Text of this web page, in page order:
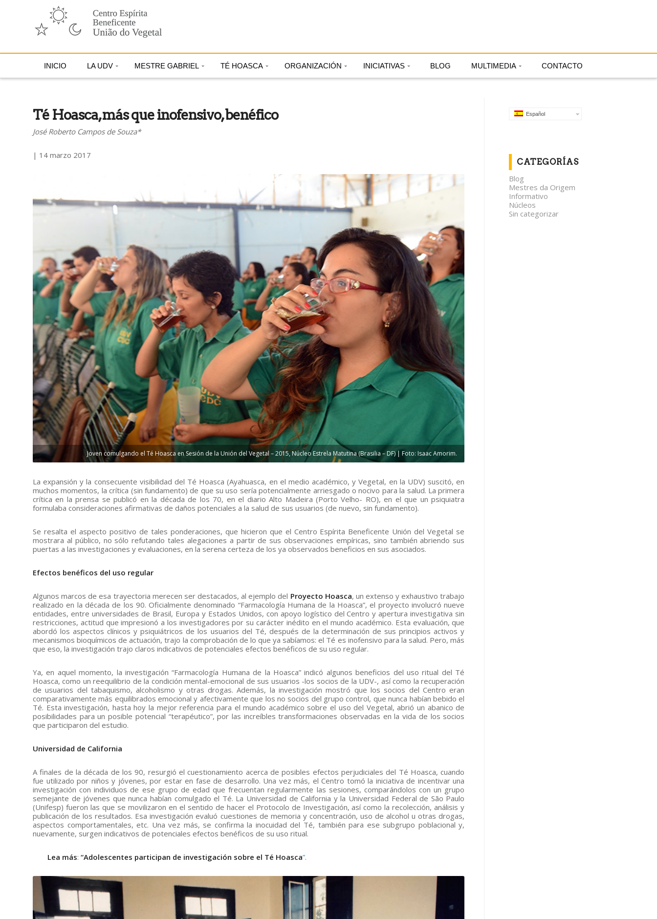
INICIO LA UDV MESTRE GABRIEL TÉ HOASCA ORGANIZACIÓN INICIATIVAS BLOG MULTIMEDIA CONTACTO
Té Hoasca, más que inofensivo, benéfico
José Roberto Campos de Souza*
| 14 marzo 2017
Joven comulgando el Té Hoasca en Sesión de la Unión del Vegetal – 2015, Núcleo Estrela Matutina (Brasilia – DF) | Foto: Isaac Amorim.
La expansión y la consecuente visibilidad del Té Hoasca (Ayahuasca, en el medio académico, y Vegetal, en la UDV) suscitó, en
muchos momentos, la crítica (sin fundamento) de que su uso sería potencialmente arriesgado o nocivo para la salud. La primera
crítica en la prensa se publicó en la década de los 70, en el diario Alto Madeira (Porto Velho- RO), en el que un psiquiatra
formulaba consideraciones afirmativas de daños potenciales a la salud de sus usuarios (de nuevo, sin fundamento).
Se resalta el aspecto positivo de tales ponderaciones, que hicieron que el Centro Espírita Beneficente Unión del Vegetal se
mostrara al público, no sólo refutando tales alegaciones a partir de sus observaciones empíricas, sino también abriendo sus
puertas a las investigaciones y evaluaciones, en la serena certeza de los ya observados beneficios en sus asociados.
Efectos benéficos del uso regular
Algunos marcos de esa trayectoria merecen ser destacados, al ejemplo del Proyecto Hoasca, un extenso y exhaustivo trabajo
realizado en la década de los 90. Oficialmente denominado “Farmacología Humana de la Hoasca”, el proyecto involucró nueve
entidades, entre universidades de Brasil, Europa y Estados Unidos, con apoyo logístico del Centro y apertura investigativa sin
restricciones, actitud que impresionó a los investigadores por su carácter inédito en el mundo académico. Esta evaluación, que
abordó los aspectos clínicos y psiquiátricos de los usuarios del Té, después de la determinación de sus principios activos y
mecanismos bioquímicos de actuación, trajo la comprobación de lo que ya sabíamos: el Té es inofensivo para la salud. Pero, más
que eso, la investigación trajo claros indicativos de potenciales efectos benéficos de su uso regular.
Ya, en aquel momento, la investigación “Farmacología Humana de la Hoasca” indicó algunos beneficios del uso ritual del Té
Hoasca, como un reequilibrio de la condición mental-emocional de sus usuarios -los socios de la UDV-, así como la recuperación
de usuarios del tabaquismo, alcoholismo y otras drogas. Además, la investigación mostró que los socios del Centro eran
comparativamente más equilibrados emocional y afectivamente que los no socios del grupo control, que nunca habían bebido el
Té. Esta investigación, hasta hoy la mejor referencia para el mundo académico sobre el uso del Vegetal, abrió un abanico de
posibilidades para un posible potencial “terapéutico”, por las increíbles transformaciones observadas en la vida de los socios
que participaron del estudio.
Universidad de California
A finales de la década de los 90, resurgió el cuestionamiento acerca de posibles efectos perjudiciales del Té Hoasca, cuando
fue utilizado por niños y jóvenes, por estar en fase de desarrollo. Una vez más, el Centro tomó la iniciativa de incentivar una
investigación con individuos de ese grupo de edad que frecuentan regularmente las sesiones, comparándolos con un grupo
semejante de jóvenes que nunca habían comulgado el Té. La Universidad de California y la Universidad Federal de São Paulo
(Unifesp) fueron las que se movilizaron en el sentido de hacer el Protocolo de Investigación, así como la recolección, análisis y
publicación de los resultados. Esa investigación evaluó cuestiones de memoria y concentración, uso de alcohol u otras drogas,
aspectos comportamentales, etc. Una vez más, se confirma la inocuidad del Té, también para ese subgrupo poblacional y,
nuevamente, surgen indicativos de potenciales efectos benéficos de su uso ritual.
Lea más: “Adolescentes participan de investigación sobre el Té Hoasca”.
Español
CATEGORÍAS
Blog
Mestres da Origem
Informativo
Núcleos
Sin categorizar